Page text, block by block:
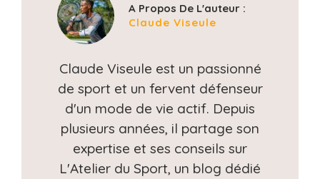
A Propos De L'auteur :
Claude Viseule
Claude Viseule est un passionné
de sport et un fervent défenseur
d'un mode de vie actif. Depuis
plusieurs années, il partage son
expertise et ses conseils sur
L'Atelier du Sport, un blog dédié